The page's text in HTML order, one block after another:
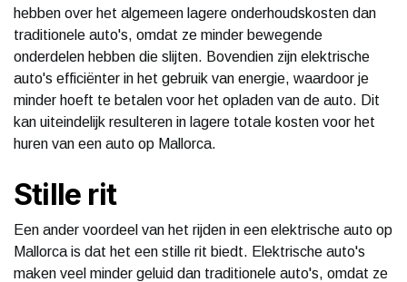
hebben over het algemeen lagere onderhoudskosten dan
traditionele auto's, omdat ze minder bewegende
onderdelen hebben die slijten. Bovendien zijn elektrische
auto's efficiënter in het gebruik van energie, waardoor je
minder hoeft te betalen voor het opladen van de auto. Dit
kan uiteindelijk resulteren in lagere totale kosten voor het
huren van een auto op Mallorca.
Stille rit
Een ander voordeel van het rijden in een elektrische auto op
Mallorca is dat het een stille rit biedt. Elektrische auto's
maken veel minder geluid dan traditionele auto's, omdat ze